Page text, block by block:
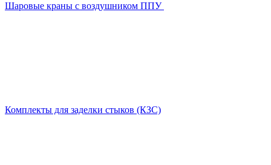
Шаровые краны с воздушником ППУ
Комплекты для заделки стыков (КЗС)